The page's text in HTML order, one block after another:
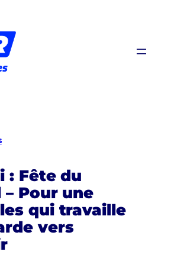
: Fête du
– Pour une
qui travaille
vers